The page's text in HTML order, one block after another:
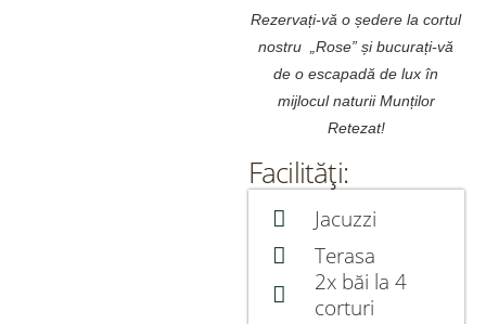
Rezervați-vă o ședere la cortul
nostru „Rose” și bucurați-vă
de o escapadă de lux în
mijlocul naturii Munților
Retezat!
Facilități:
Jacuzzi
Terasa
2x băi la 4
corturi